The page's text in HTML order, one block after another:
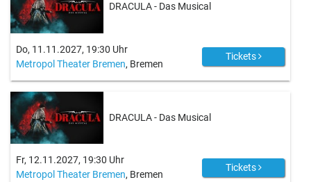
DRACULA - Das Musical
Do, 11.11.2027, 19:30 Uhr
Metropol Theater Bremen, Bremen
Tickets
DRACULA - Das Musical
Fr, 12.11.2027, 19:30 Uhr
Metropol Theater Bremen, Bremen
Tickets